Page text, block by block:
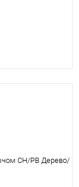
CH/PB Дерево/